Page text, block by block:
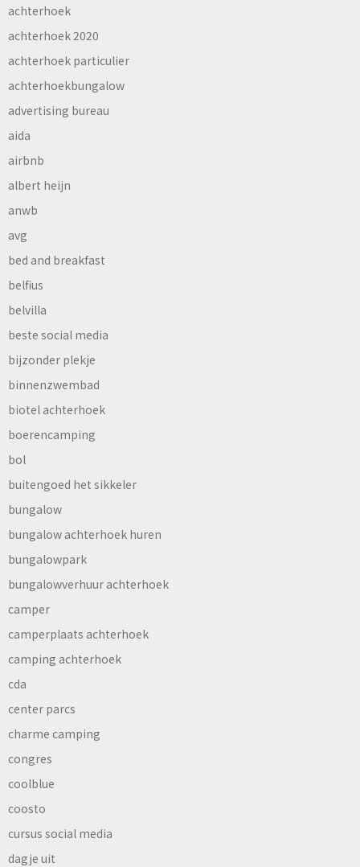
achterhoek
achterhoek 2020
achterhoek particulier
achterhoekbungalow
advertising bureau
aida
airbnb
albert heijn
anwb
avg
bed and breakfast
belfius
belvilla
beste social media
bijzonder plekje
binnenzwembad
biotel achterhoek
boerencamping
bol
buitengoed het sikkeler
bungalow
bungalow achterhoek huren
bungalowpark
bungalowverhuur achterhoek
camper
camperplaats achterhoek
camping achterhoek
cda
center parcs
charme camping
congres
coolblue
coosto
cursus social media
dagje uit